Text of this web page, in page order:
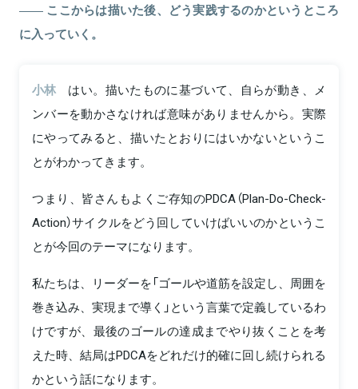
ここからは描いた後、どう実践するのかというところ
に入っていく。
小林
はい。描いたものに基づいて、自らが動き、メ
ンバーを動かさなければ意味がありませんから。実際
にやってみると、描いたとおりにはいかないというこ
とがわかってきます。
つまり、皆さんもよくご存知のPDCA（Plan-Do-Check-
Action）サイクルをどう回していけばいいのかというこ
とが今回のテーマになります。
私たちは、リーダーを「ゴールや道筋を設定し、周囲を
巻き込み、実現まで導く」という言葉で定義しているわ
けですが、最後のゴールの達成までやり抜くことを考
えた時、結局はPDCAをどれだけ的確に回し続けられる
かという話になります。